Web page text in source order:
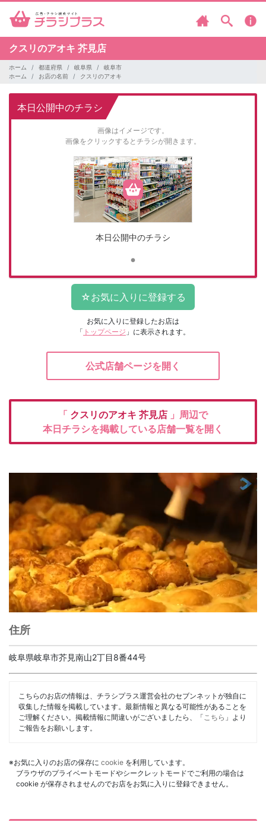
クスリのアオキ 芥見店
ホーム 都道府県 岐阜県
岐阜市
ホーム
お店の名前 クスリのアオキ
本日公開中のチラシ
画像はイメージです。
画像をクリックするとチラシが開きます。
本日公開中のチラシ
お気に入りに登録したお店は
「 トップページ 」に表示されます。
公式店舗ページを開く
「 クスリのアオキ 芥見店 」周辺で
本日チラシを掲載している店舗一覧を開く
住所
岐阜県岐阜市芥見南山2丁目8番44号
こちらのお店の情報は、チラシプラス運営会社のセブンネットが独自に
収集した情報を掲載しています。最新情報と異なる可能性があることを
ご理解ください。掲載情報に間違いがございましたら、「 こちら 」より
ご報告をお願いします。
※お気に入りのお店の保存に cookie を利用しています。
ブラウザのプライベートモードやシークレットモードでご利用の場合は
cookie が保存されませんのでお店をお気に入りに登録できません。